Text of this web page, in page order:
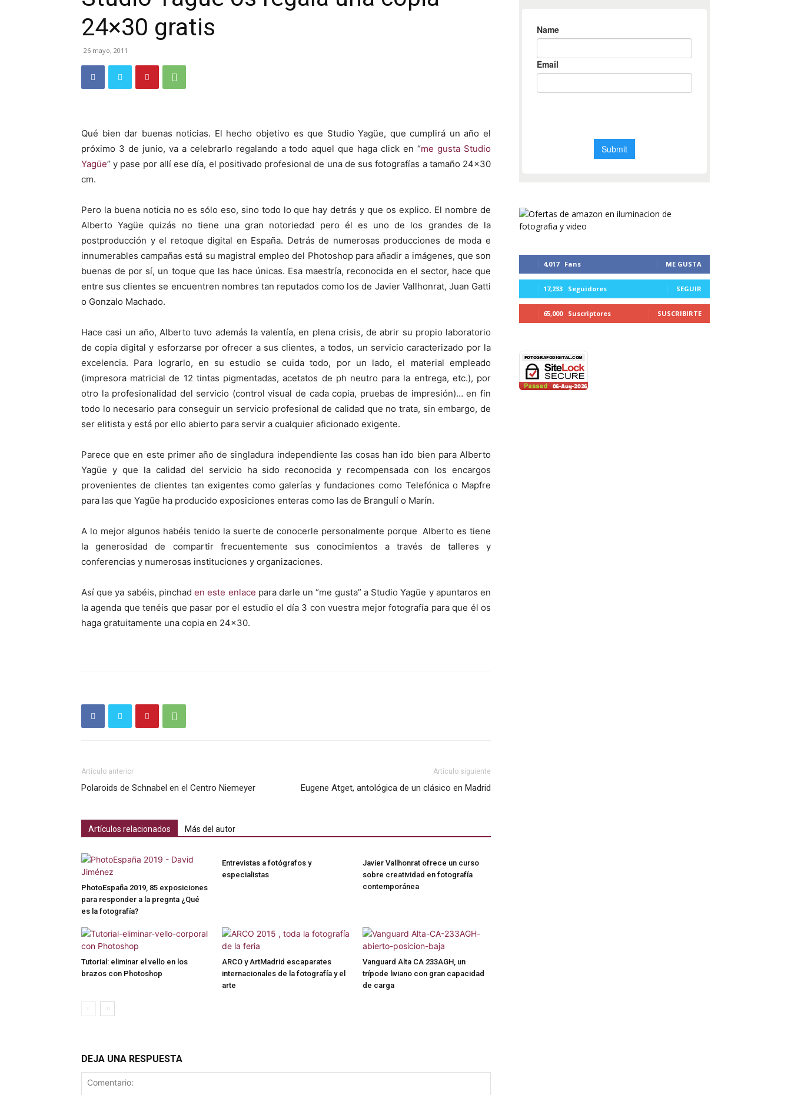
24×30 gratis
26 mayo, 2011
Qué bien dar buenas noticias. El hecho objetivo es que Studio Yagüe, que cumplirá un año el
próximo 3 de junio, va a celebrarlo regalando a todo aquel que haga click en “me gusta Studio
Yagüe” y pase por allí ese día, el positivado profesional de una de sus fotografías a tamaño 24×30
cm.
Pero la buena noticia no es sólo eso, sino todo lo que hay detrás y que os explico. El nombre de
Alberto Yagüe quizás no tiene una gran notoriedad pero él es uno de los grandes de la
postproducción y el retoque digital en España. Detrás de numerosas producciones de moda e
innumerables campañas está su magistral empleo del Photoshop para añadir a imágenes, que son
buenas de por sí, un toque que las hace únicas. Esa maestría, reconocida en el sector, hace que
entre sus clientes se encuentren nombres tan reputados como los de Javier Vallhonrat, Juan Gatti
o Gonzalo Machado.
Hace casi un año, Alberto tuvo además la valentía, en plena crisis, de abrir su propio laboratorio
de copia digital y esforzarse por ofrecer a sus clientes, a todos, un servicio caracterizado por la
excelencia. Para lograrlo, en su estudio se cuida todo, por un lado, el material empleado
(impresora matricial de 12 tintas pigmentadas, acetatos de ph neutro para la entrega, etc.), por
otro la profesionalidad del servicio (control visual de cada copia, pruebas de impresión)… en fin
todo lo necesario para conseguir un servicio profesional de calidad que no trata, sin embargo, de
ser elitista y está por ello abierto para servir a cualquier aficionado exigente.
Parece que en este primer año de singladura independiente las cosas han ido bien para Alberto
Yagüe y que la calidad del servicio ha sido reconocida y recompensada con los encargos
provenientes de clientes tan exigentes como galerías y fundaciones como Telefónica o Mapfre
para las que Yagüe ha producido exposiciones enteras como las de Brangulí o Marín.
A lo mejor algunos habéis tenido la suerte de conocerle personalmente porque Alberto es tiene
la generosidad de compartir frecuentemente sus conocimientos a través de talleres y
conferencias y numerosas instituciones y organizaciones.
Así que ya sabéis, pinchaden este enlace para darle un “me gusta” a Studio Yagüe y apuntaros en
la agenda que tenéis que pasar por el estudio el día 3 con vuestra mejor fotografía para que él os
haga gratuitamente una copia en 24×30.
Artículo anterior
Polaroids de Schnabel en el Centro Niemeyer
Artículo siguiente
Eugene Atget, antológica de un clásico en Madrid
Artículos relacionados Más del autor
PhotoEspaña 2019, 85 exposiciones
para responder a la pregnta ¿Qué
es la fotografía?
Entrevistas a fotógrafos y
especialistas
Javier Vallhonrat ofrece un curso
sobre creatividad en fotografía
contemporánea
Tutorial: eliminar el vello en los
brazos con Photoshop
ARCO y ArtMadrid escaparates
internacionales de la fotografía y el
arte
Vanguard Alta CA 233AGH, un
trípode liviano con gran capacidad
de carga
DEJA UNA RESPUESTA
4,017 Fans ME GUSTA
17,233 Seguidores SEGUIR
65,000 Suscriptores SUSCRIBIRTE